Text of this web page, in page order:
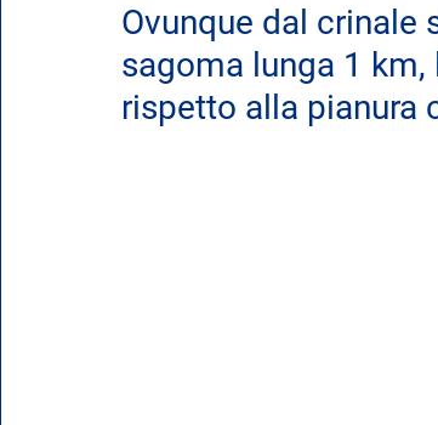
Ovunque dal crinale
sagoma lunga 1
rispetto alla pianura